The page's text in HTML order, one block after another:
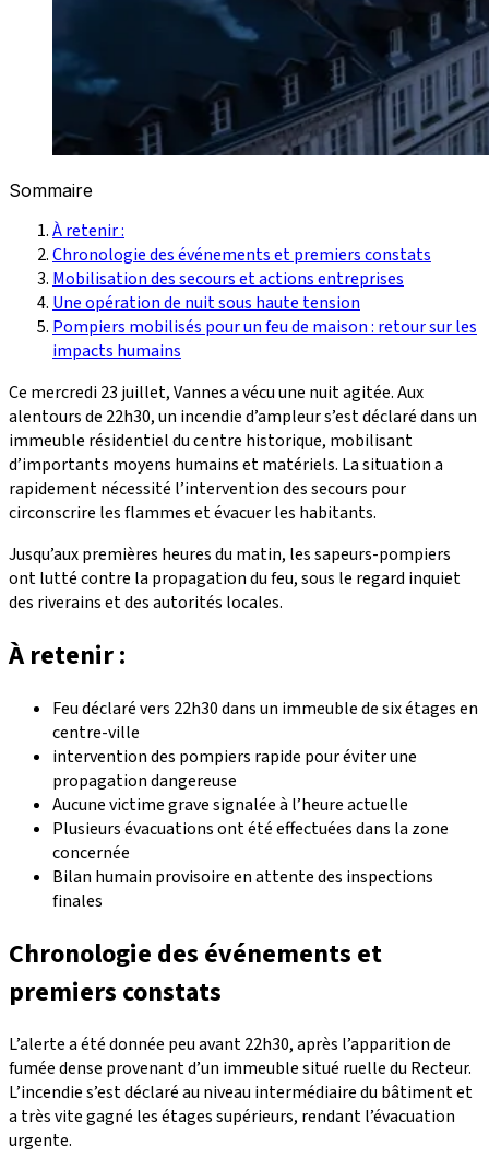
Sommaire
À retenir :
Chronologie des événements et premiers constats
Mobilisation des secours et actions entreprises
Une opération de nuit sous haute tension
Pompiers mobilisés pour un feu de maison : retour sur les
impacts humains
Ce mercredi 23 juillet, Vannes a vécu une nuit agitée. Aux
alentours de 22h30, un incendie d’ampleur s’est déclaré dans un
immeuble résidentiel du centre historique, mobilisant
d’importants moyens humains et matériels. La situation a
rapidement nécessité l’intervention des secours pour
circonscrire les flammes et évacuer les habitants.
Jusqu’aux premières heures du matin, les sapeurs-pompiers
ont lutté contre la propagation du feu, sous le regard inquiet
des riverains et des autorités locales.
À retenir :
Feu déclaré vers 22h30 dans un immeuble de six étages en
centre-ville
intervention des pompiers rapide pour éviter une
propagation dangereuse
Aucune victime grave signalée à l’heure actuelle
Plusieurs évacuations ont été effectuées dans la zone
concernée
Bilan humain provisoire en attente des inspections
finales
Chronologie des événements et
premiers constats
L’alerte a été donnée peu avant 22h30, après l’apparition de
fumée dense provenant d’un immeuble situé ruelle du Recteur.
L’incendie s’est déclaré au niveau intermédiaire du bâtiment et
a très vite gagné les étages supérieurs, rendant l’évacuation
urgente.